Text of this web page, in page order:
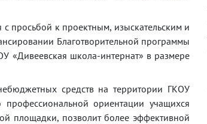
просьбой к проектным, изыскательским и
Благотворительной программы
«Дивеевская школа-интернат» в размере
средств на территории ГКОУ
ориентации учащихся
площадки, позволит более эффективной